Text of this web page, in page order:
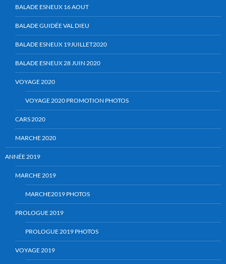
BALADE ESNEUX 16 AOUT
BALADE GUIDÉE VAL DIEU
BALADE ESNEUX 19JUILLET2020
BALADE ESNEUX 28 JUIN 2020
VOYAGE 2020
VOYAGE 2020 PROMOTION PHOTOS
CARS 2020
MARCHE 2020
ANNÉE 2019
MARCHE 2019
MARCHE2019 PHOTOS
PROLOGUE 2019
PROLOGUE 2019 PHOTOS
VOYAGE 2019